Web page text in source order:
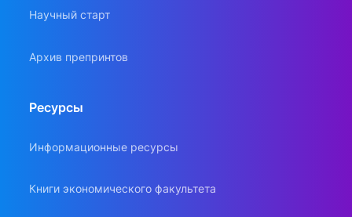
Научный старт
Архив препринтов
Ресурсы
Информационные ресурсы
Книги экономического факультета